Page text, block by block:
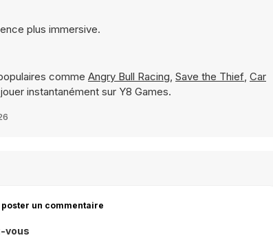
plus immersive.
comme Angry Bull Racing, Save the Thief, Car
instantanément sur Y8 Games.
un commentaire
vous